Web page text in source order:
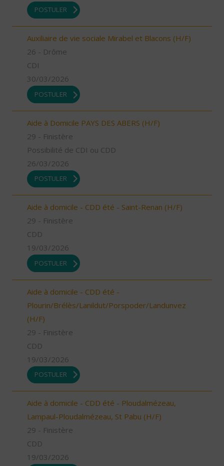
POSTULER
Auxiliaire de vie sociale Mirabel et Blacons (H/F)
26 - Drôme
CDI
30/03/2026
POSTULER
Aide à Domicile PAYS DES ABERS (H/F)
29 - Finistère
Possibilité de CDI ou CDD
26/03/2026
POSTULER
Aide à domicile - CDD été - Saint-Renan (H/F)
29 - Finistère
CDD
19/03/2026
POSTULER
Aide à domicile - CDD été -
Plourin/Brélès/Lanildut/Porspoder/Landunvez
(H/F)
29 - Finistère
CDD
19/03/2026
POSTULER
Aide à domicile - CDD été - Ploudalmézeau,
Lampaul-Ploudalmézeau, St Pabu (H/F)
29 - Finistère
CDD
19/03/2026